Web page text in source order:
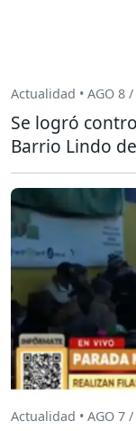
Actualidad • AGO 8
Se logró
Barrio Lindo
Actualidad • AGO 7